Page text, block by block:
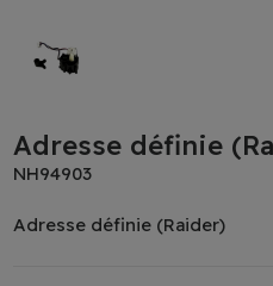
Adresse définie
NH94903
Adresse définie (Raider)